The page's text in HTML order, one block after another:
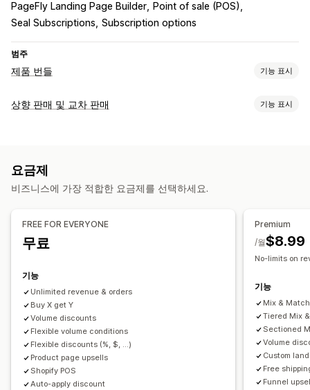
PageFly Landing Page Builder
Point of sale (POS)
Seal Subscriptions Subscription options
범주
제품 번들 기능 표시
번들 유형
함께 자주 구매하는 제품
사용자 지정 번들
설정 가능한 가격
고정 가격
균일 할인
대량 가격
도매가
상향 판매 및 교차 판매 기능 표시
사용자 지정 CSS
사용자 지정 규칙
무료 기프트
함께 자주 구매하는 제품 번들
수량 구분
분석
클릭률
전환율 추천 실적 퍼널 추적
요금제
비즈니스에 가장 적합한 요금제를 선택하세요.
FREE FOR EVERYONE
무료
기능
Unlimited revenue & orders
Buy X get Y
Volume discounts
Flexible volume conditions
Flexible discounts (%, $, ...)
Product page upsells
Shopify POS
Auto-apply discount
Premium
$8.99
/월
No-limits on
기능
Mix & Match
Tiered Mix
Sectioned
Volume
Custom
Free
Funnel